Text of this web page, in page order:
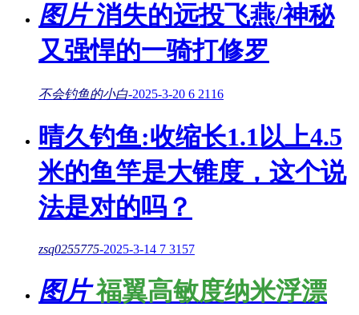
图片消失的远投飞燕/神秘
又强悍的一骑打修罗
不会钓鱼的小白-2025-3-20 6 2116
晴久钓鱼:收缩长1.1以上4.5
米的鱼竿是大锥度，这个说
法是对的吗？
zsq0255775-2025-3-14 7 3157
图片 福翼高敏度纳米浮漂